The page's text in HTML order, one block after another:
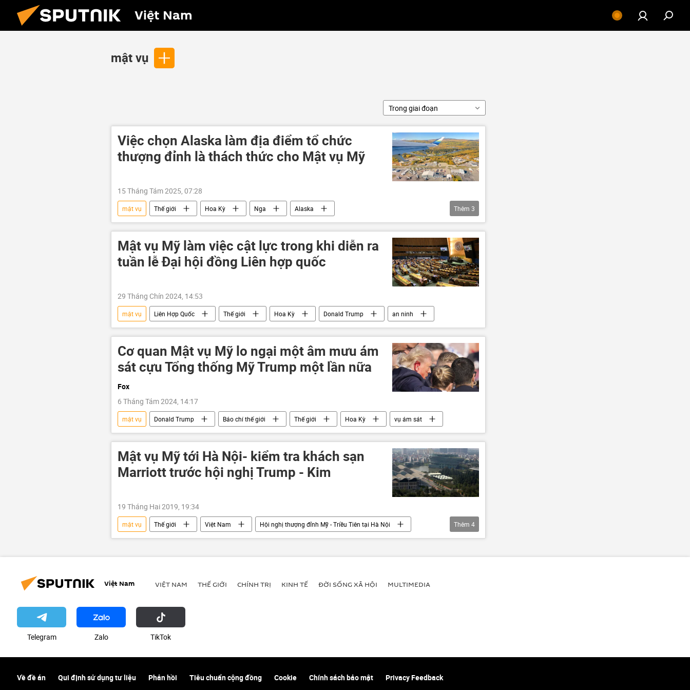
Việt Nam
mật vụ
Trong giai đoạn
Việc chọn Alaska làm địa điểm tổ chức
thượng đỉnh là thách thức cho Mật vụ Mỹ
15 Tháng Tám 2025, 07:28
mật vụ Thế giới Hoa Kỳ Nga
Alaska
Cuộc gặp giữa Vladimir Putin và Donald Trump tại Alaska
Vladimir Putin Donald Trump
Thêm 3
Mật vụ Mỹ làm việc cật lực trong khi diễn ra
tuần lễ Đại hội đồng Liên hợp quốc
29 Tháng Chín 2024, 14:53
mật vụ Liên Hợp Quốc Thế giới Hoa Kỳ Donald Trump an ninh
Cơ quan Mật vụ Mỹ lo ngại một âm mưu ám
sát cựu Tổng thống Mỹ Trump một lần nữa
Fox
6 Tháng Tám 2024, 14:17
mật vụ Donald Trump Báo chí thế giới Thế giới Hoa Kỳ vụ ám sát
Mật vụ Mỹ tới Hà Nội- kiểm tra khách sạn
Marriott trước hội nghị Trump - Kim
19 Tháng Hai 2019, 19:34
mật vụ Thế giới Việt Nam
Hội nghị thượng đỉnh Mỹ - Triều Tiên tại Hà Nội
Barack Obama
Donald Trump Kim Jong-un Hội nghị thượng đỉnh Mỹ-Triều
Thêm 4
Việt Nam VIỆT NAM THẾ GIỚI CHÍNH TRỊ KINH TẾ ĐỜI SỐNG XÃ HỘI MULTIMEDIA
Telegram Zalo ТikТоk
Về đề án Qui định sử dụng tư liệu Phản hồi Tiêu chuẩn cộng đồng Cookie Chính sách bảo mật Privacy Feedback